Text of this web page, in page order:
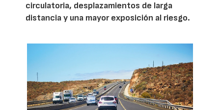
circulatoria, desplazamientos de larga
distancia y una mayor exposición al riesgo.